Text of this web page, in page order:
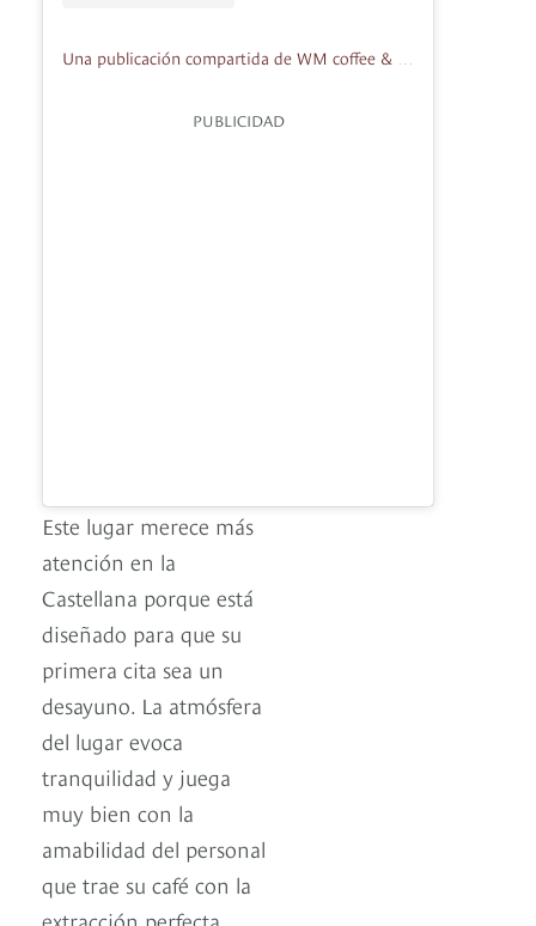
PUBLICIDAD
Este lugar merece más
atención en la
Castellana porque está
diseñado para que su
primera cita sea un
desayuno. La atmósfera
del lugar evoca
tranquilidad y juega
muy bien con la
amabilidad del personal
que trae su café con la
extracción perfecta,